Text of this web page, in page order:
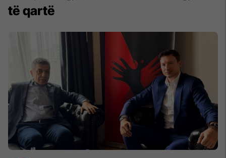
të qartë